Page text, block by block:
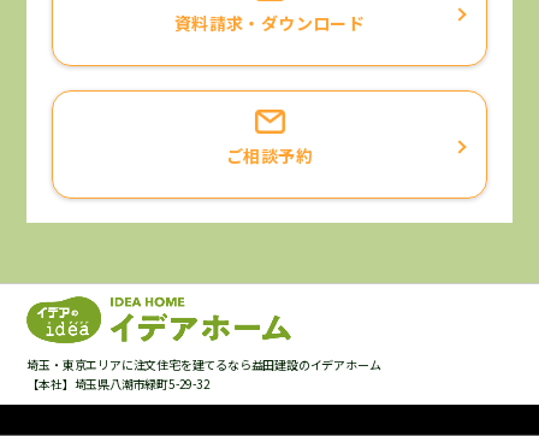
ご相談予約
資料請求・ダウンロード
埼玉・東京エリアに注文住宅を建てるなら益田建設のイデアホーム
【本社】埼玉県八潮市緑町5-29-32